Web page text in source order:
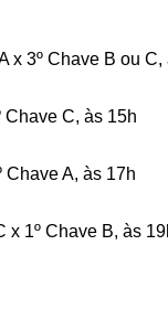
x 3º Chave B ou C,
Chave C, às 15h
Chave A, às 17h
x 1º Chave B, às